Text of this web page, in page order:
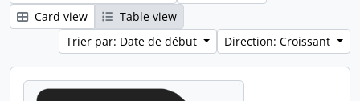
Card view
Table view
Trier par: Date de début
Direction: Croissant